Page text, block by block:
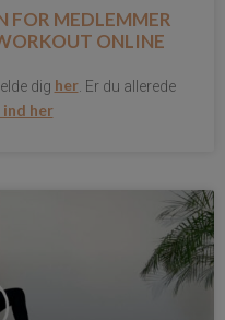
FOR MEDLEMMER
ONLINE
dig her. Er du allerede
ind her